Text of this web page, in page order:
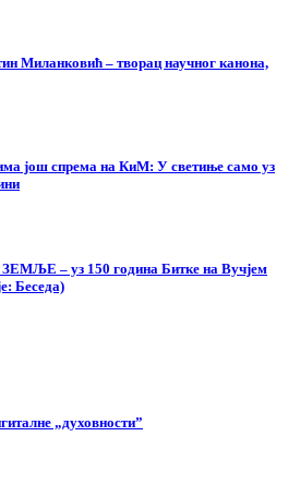
Миланковић – творац научног канона,
још спрема на КиМ: У светиње само уз
– уз 150 година Битке на Вучјем
Беседа)
„духовности”